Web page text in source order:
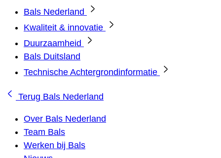
Bals Nederland
Kwaliteit & innovatie
Duurzaamheid
Bals Duitsland
Technische Achtergrondinformatie
Terug Bals Nederland
Over Bals Nederland
Team Bals
Werken bij Bals